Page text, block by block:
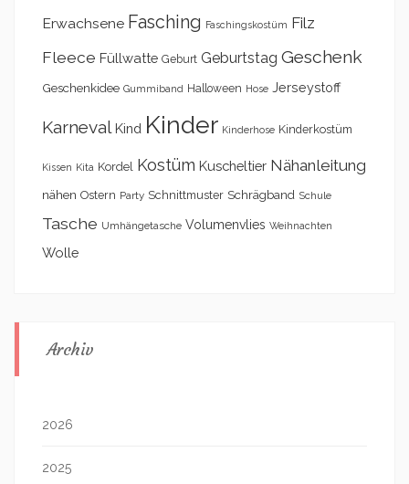
Erwachsene Fasching Faschingskostüm Filz
Fleece Füllwatte Geburt Geburtstag Geschenk
Geschenkidee Gummiband Halloween Hose Jerseystoff
Karneval Kind Kinder Kinderhose Kinderkostüm
Kissen Kita Kordel Kostüm Kuscheltier Nähanleitung
nähen Ostern Party Schnittmuster Schrägband Schule
Tasche Umhängetasche Volumenvlies Weihnachten
Wolle
Archiv
2026
2025